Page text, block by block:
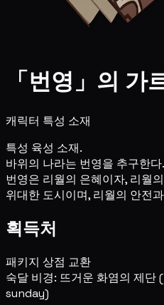
「번영」의 가
캐릭터 특성 소재
특성 육성 소재.
바위의 나라는 번영을 추구한다.
번영은 리월의 은혜이자, 리월
위대한 도시이며, 리월의 안전
획득처
패키지 상점 교환
숙달 비경: 뜨거운 화염의 제단
sunday)